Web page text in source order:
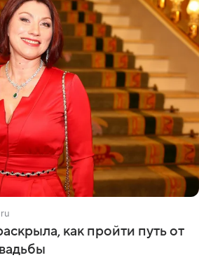
как пройти путь от